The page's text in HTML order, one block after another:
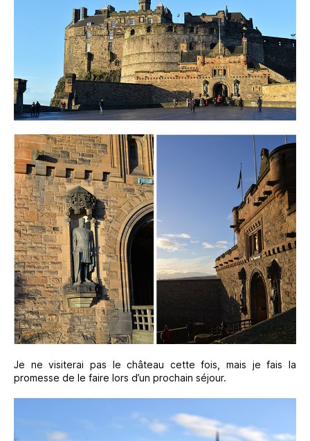
Je ne visiterai pas le château cette fois, mais je fais la
promesse de le faire lors d’un prochain séjour.